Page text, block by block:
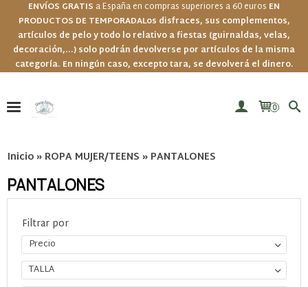
ENVÍOS GRATIS a España en compras superiores a 60 euros EN
PRODUCTOS DE TEMPORADALos disfraces, sus complementos,
artículos de pelo y todo lo relativo a fiestas (guirnaldas, velas,
decoración,...) solo podrán devolverse por artículos de la misma
categoría. En ningún caso, excepto tara, se devolverá el dinero.
0
Inicio» ROPA MUJER/TEENS » PANTALONES
PANTALONES
Filtrar por
Precio
TALLA